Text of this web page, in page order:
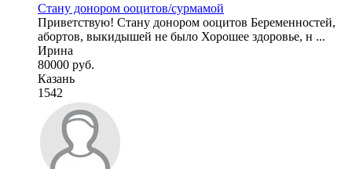
Стану донором ооцитов/сурмамой
Приветствую! Стану донором ооцитов Беременностей,
абортов, выкидышей не было Хорошее здоровье, н ...
Ирина
80000 руб.
Казань
1542